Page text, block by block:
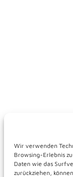
Wir verwenden
Browsing-Erlebnis
Daten wie das
zurückziehen,